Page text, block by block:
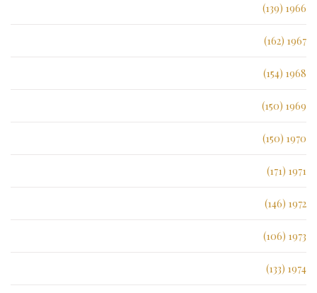
1966 (139)
1967 (162)
1968 (154)
1969 (150)
1970 (150)
1971 (171)
1972 (146)
1973 (106)
1974 (133)